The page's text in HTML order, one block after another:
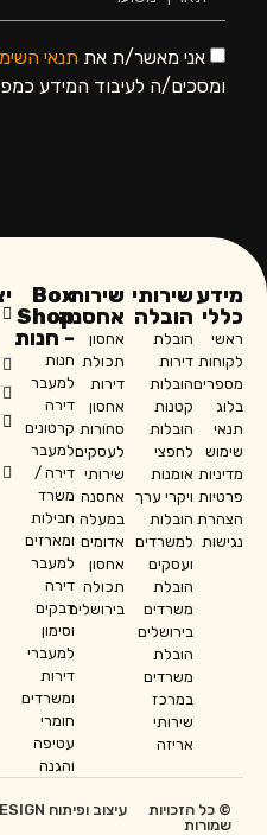
אני מאשר/ת את תנאי
ומסכים/ה לעיבוד המידע
מידע
כללי
ראשי
לקוחות
מספרים
בלוג
תנאי
שימוש
מדיניות
פרטיות
הצהרת
נגישות
שירותי
הובלה
הובלת
דירות
הובלות
קטנות
הובלות
לחפצי
אומנות
ויקרי ערך
הובלות
למשרדים
ועסקים
הובלת
משרדים
בירושלים
הובלת
משרדים
במרכז
שירותי
אריזה
שירותי
אחסנה
אחסון
תכולת
דירות
אחסון
סחורות
לעסקים
שירותי
אחסנה
במעלה
אדומים
אחסון
תכולה
בירושלים
Box
Shop
- חנות
חנות
למעבר
דירה
קרטונים
למעבר
דירה /
משרד
חבילות
ומארזים
למעבר
דירה
דבקים
וסימון
למעברי
דירות
ומשרדים
חומרי
עטיפה
והגנה
© כל הזכויות
שמורות
עיצוב ופיתוח NDESIGN